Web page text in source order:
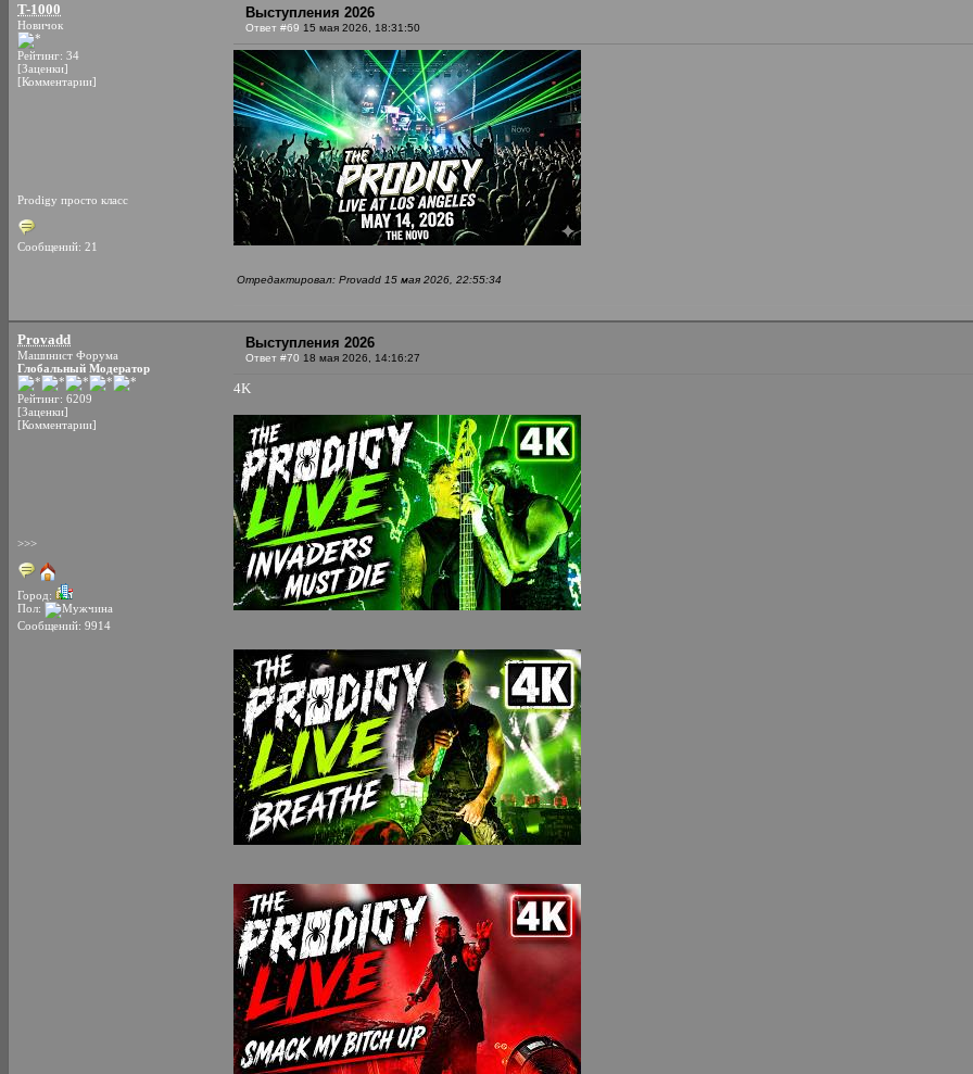
T-1000
Новичок
Рейтинг: 34
[Заценки]
[Комментарии]
Prodigy просто класс
Сообщений: 21
Выступления 2026
Ответ #69 15 мая 2026, 18:31:50
Отредактировал: Provadd 15 мая 2026, 22:55:34
Provadd
Машинист Форума
Глобальный Модератор
Рейтинг: 6209
[Заценки]
[Комментарии]
>>>
Город:
Пол:
Сообщений: 9914
Выступления 2026
Ответ #70 18 мая 2026, 14:16:27
4K